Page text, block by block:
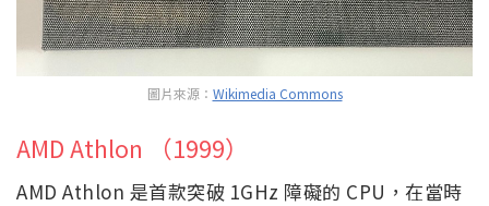
圖片來源： Wikimedia Commons
AMD Athlon （1999）
AMD Athlon 是首款突破 1GHz 障礙的 CPU，在當時